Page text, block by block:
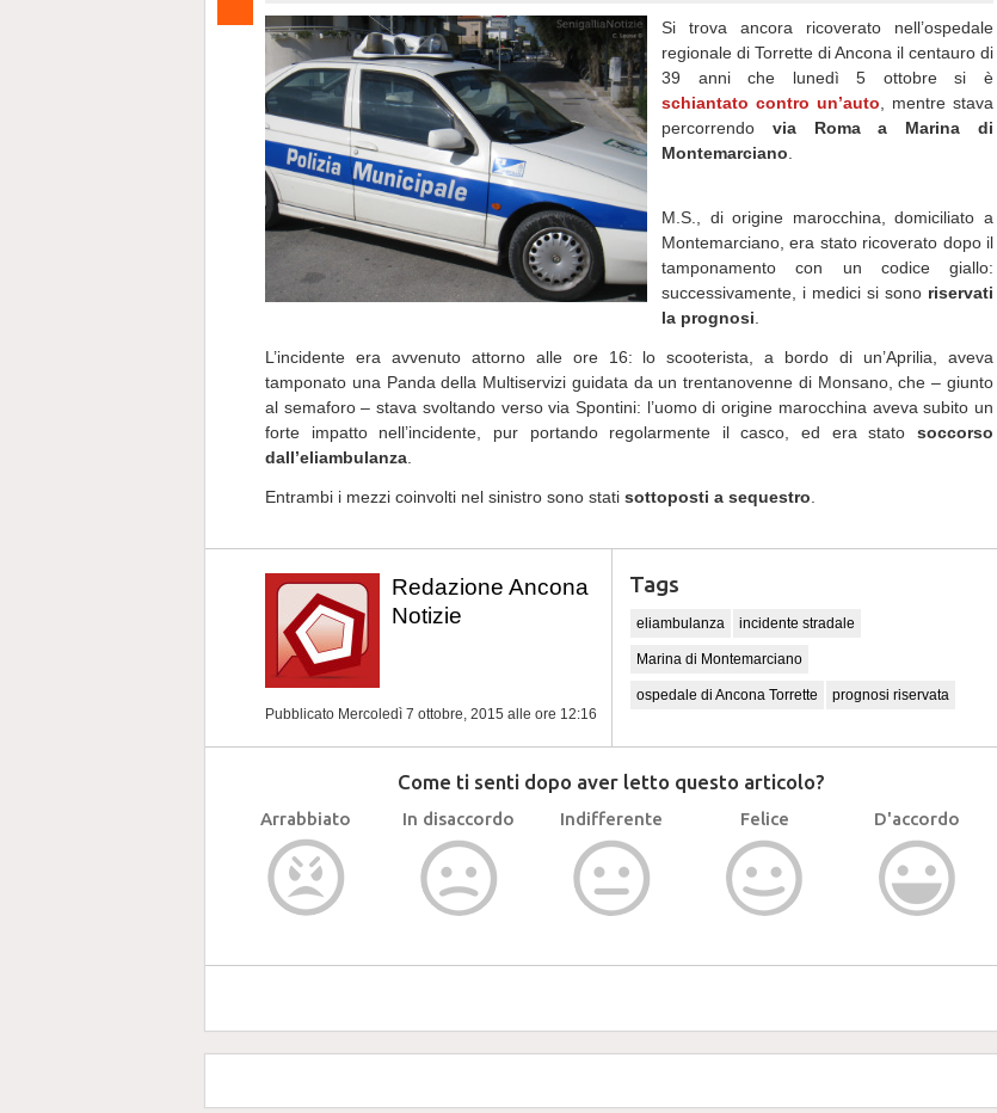
Si trova ancora ricoverato nell’ospedale
regionale di Torrette di Ancona il centauro di
39 anni che lunedì 5 ottobre si è
schiantato contro un’auto , mentre stava
percorrendo via Roma a Marina di
Montemarciano
M.S., di origine marocchina, domiciliato a
Montemarciano, era stato ricoverato dopo il
tamponamento con un codice giallo:
successivamente, i medici si sono riservati
la prognosi
L’incidente era avvenuto attorno alle ore 16: lo scooterista, a bordo di un’Aprilia, aveva
tamponato una Panda della Multiservizi guidata da un trentanovenne di Monsano, che – giunto
al semaforo – stava svoltando verso via Spontini: l’uomo di origine marocchina aveva subito un
forte impatto nell’incidente, pur portando regolarmente il casco, ed era stato soccorso
dall’eliambulanza
Entrambi i mezzi coinvolti nel sinistro sono stati sottoposti a sequestro
Redazione Ancona
Notizie
Pubblicato Mercoledì 7 ottobre, 2015 alle ore 12:16
Tags
eliambulanza incidente stradale
Marina di Montemarciano
ospedale di Ancona Torrette prognosi riservata
Come ti senti dopo aver letto questo articolo?
Arrabbiato In disaccordo Indifferente Felice D'accordo